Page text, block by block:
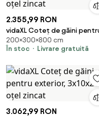
2.355,99 RON
vidaXL Coteț de găini
exterior, 3x8x2 m, oțel zincat
200×300×800 cm
În stoc
Livrare gratuită
3.062,99 RON